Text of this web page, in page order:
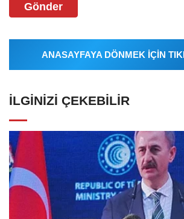
Gönder
ANASAYFAYA DÖNMEK İÇİN
İLGINIZI ÇEKEBILIR